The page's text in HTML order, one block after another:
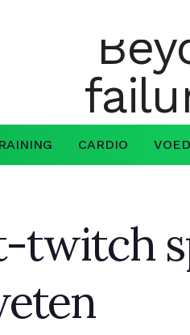
CARDIO
twitch